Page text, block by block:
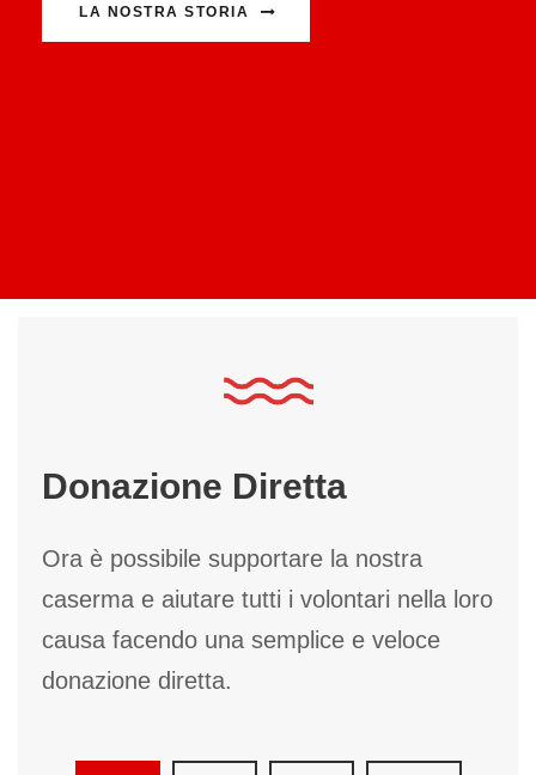
LA NOSTRA STORIA
Donazione Diretta
Ora è possibile supportare la nostra
caserma e aiutare tutti i volontari nella loro
causa facendo una semplice e veloce
donazione diretta.